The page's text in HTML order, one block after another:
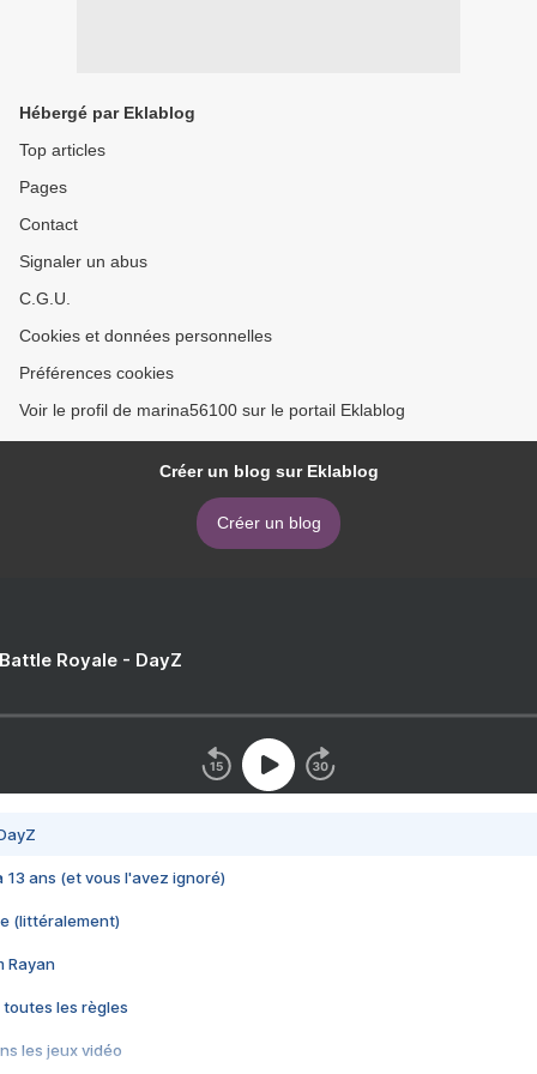
Hébergé par Eklablog
Top articles
Pages
Contact
Signaler un abus
C.G.U.
Cookies et données personnelles
Préférences cookies
Voir le profil de marina56100 sur le portail Eklablog
Créer un blog sur Eklablog
Créer un blog
Royale - DayZ
13 ans (et vous l'avez ignoré)
(littéralement)
Rayan
toutes les règles
les jeux vidéo